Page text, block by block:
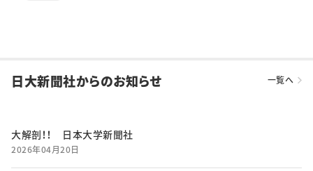
日大新聞社からのお知らせ 一覧へ
大解剖！！ 日本大学新聞社
2026年04月20日